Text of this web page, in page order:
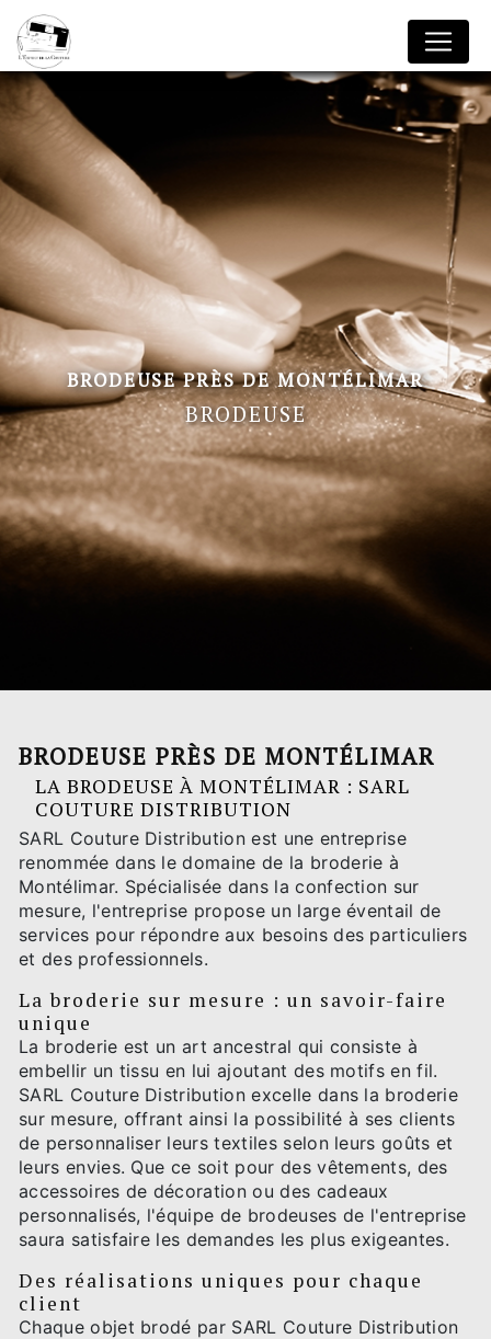
BRODEUSE PRÈS DE MONTÉLIMAR
BRODEUSE
BRODEUSE PRÈS DE MONTÉLIMAR
LA BRODEUSE À MONTÉLIMAR : SARL
COUTURE DISTRIBUTION
SARL Couture Distribution est une entreprise
renommée dans le domaine de la broderie à
Montélimar. Spécialisée dans la confection sur
mesure, l'entreprise propose un large éventail de
services pour répondre aux besoins des particuliers
et des professionnels.
La broderie sur mesure : un savoir-faire
unique
La broderie est un art ancestral qui consiste à
embellir un tissu en lui ajoutant des motifs en fil.
SARL Couture Distribution excelle dans la broderie
sur mesure, offrant ainsi la possibilité à ses clients
de personnaliser leurs textiles selon leurs goûts et
leurs envies. Que ce soit pour des vêtements, des
accessoires de décoration ou des cadeaux
personnalisés, l'équipe de brodeuses de l'entreprise
saura satisfaire les demandes les plus exigeantes.
Des réalisations uniques pour chaque
client
Chaque objet brodé par SARL Couture Distribution
Panneau de gestion des cookies